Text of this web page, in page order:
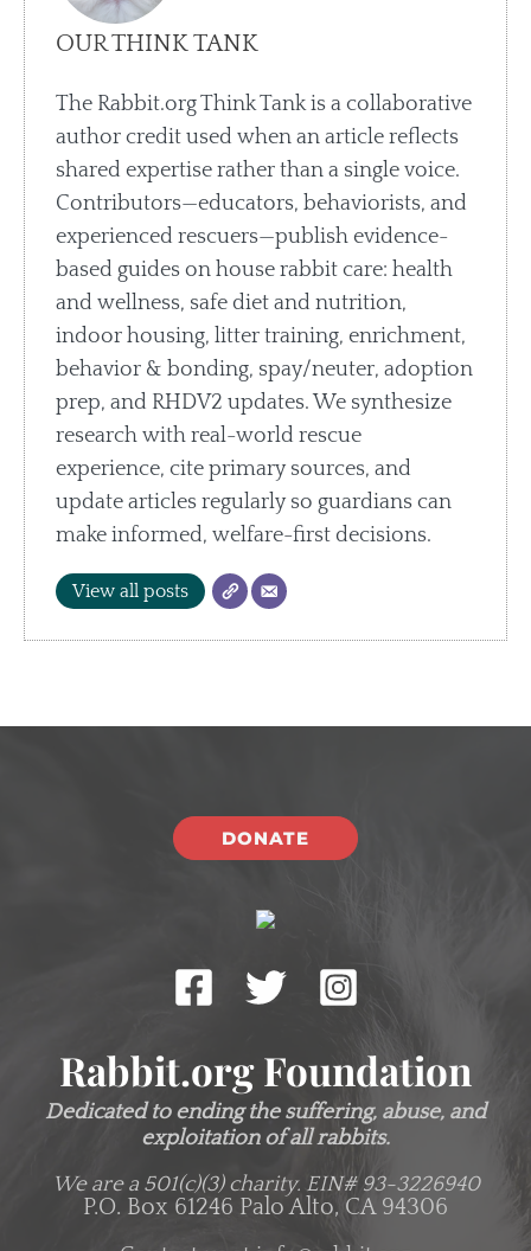
OUR THINK TANK
The Rabbit.org Think Tank is a collaborative
author credit used when an article reflects
shared expertise rather than a single voice.
Contributors—educators, behaviorists, and
experienced rescuers—publish evidence-
based guides on house rabbit care: health
and wellness, safe diet and nutrition,
indoor housing, litter training, enrichment,
behavior & bonding, spay/neuter, adoption
prep, and RHDV2 updates. We synthesize
research with real-world rescue
experience, cite primary sources, and
update articles regularly so guardians can
make informed, welfare-first decisions.
View all posts
DONATE
Rabbit.org Foundation
Dedicated to ending the suffering, abuse, and
exploitation of all rabbits.
We are a 501(c)(3) charity. EIN# 93-3226940
P.O. Box 61246 Palo Alto, CA 94306